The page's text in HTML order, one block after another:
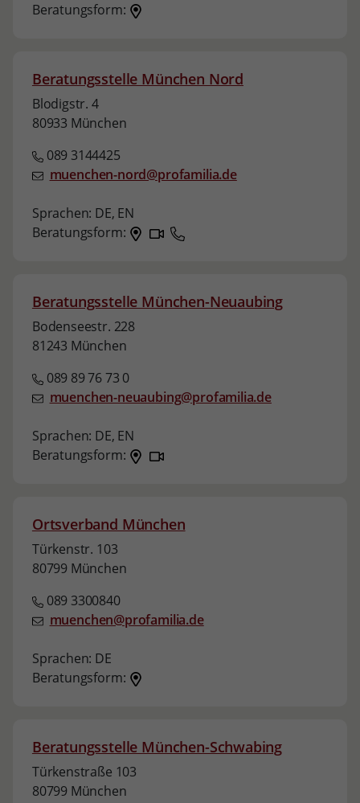
Beratungsform:
Beratungsstelle München Nord
Blodigstr. 4
80933 München
089 3144425
muenchen-nord@profamilia.de
Sprachen: DE, EN
Beratungsform:
Beratungsstelle München-Neuaubing
Bodenseestr. 228
81243 München
089 89 76 73 0
muenchen-neuaubing@profamilia.de
Sprachen: DE, EN
Beratungsform:
Ortsverband München
Türkenstr. 103
80799 München
089 3300840
muenchen@profamilia.de
Sprachen: DE
Beratungsform:
Beratungsstelle München-Schwabing
Türkenstraße 103
80799 München